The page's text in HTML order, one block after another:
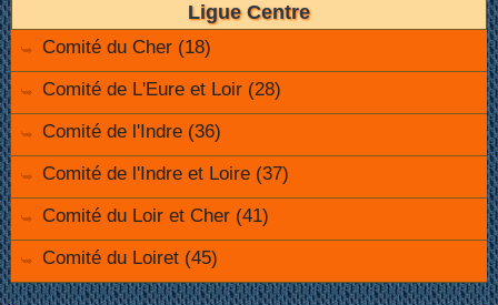
Ligue Centre
Comité du Cher (18)
Comité de L'Eure et Loir (28)
Comité de l'Indre (36)
Comité de l'Indre et Loire (37)
Comité du Loir et Cher (41)
Comité du Loiret (45)